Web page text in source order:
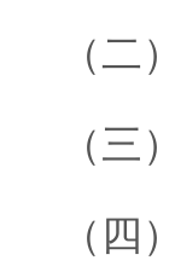
（二
（三
（